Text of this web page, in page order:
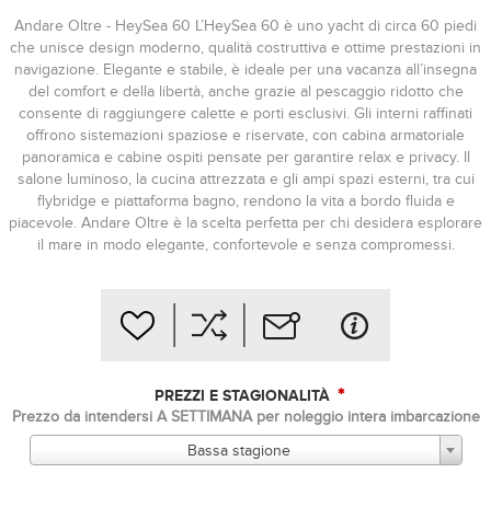
Andare Oltre - HeySea 60 L’HeySea 60 è uno yacht di circa 60 piedi
che unisce design moderno, qualità costruttiva e ottime prestazioni in
navigazione. Elegante e stabile, è ideale per una vacanza all’insegna
del comfort e della libertà, anche grazie al pescaggio ridotto che
consente di raggiungere calette e porti esclusivi. Gli interni raffinati
offrono sistemazioni spaziose e riservate, con cabina armatoriale
panoramica e cabine ospiti pensate per garantire relax e privacy. Il
salone luminoso, la cucina attrezzata e gli ampi spazi esterni, tra cui
flybridge e piattaforma bagno, rendono la vita a bordo fluida e
piacevole. Andare Oltre è la scelta perfetta per chi desidera esplorare
il mare in modo elegante, confortevole e senza compromessi.
PREZZI E STAGIONALITÀ *
Prezzo da intendersi A SETTIMANA per noleggio intera imbarcazione
Bassa stagione